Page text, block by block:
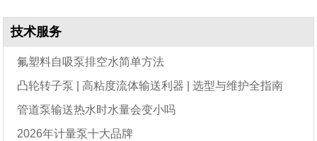
技术服务
氟塑料自吸泵排空水简单方法
凸轮转子泵 | 高粘度流体输送利器 | 选型与维护全指南
管道泵输送热水时水量会变小吗
2026年计量泵十大品牌